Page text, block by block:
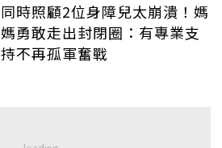
同時照顧2位身障兒太崩潰！媽
媽勇敢走出封閉圈：有專業支
持不再孤軍奮戰